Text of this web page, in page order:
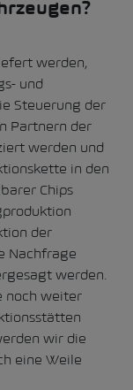
werden,
und
Steuerung der
Partnern der
werden und
in den
Chips
der
Nachfrage
werden.
noch weiter
wir die
eine Weile